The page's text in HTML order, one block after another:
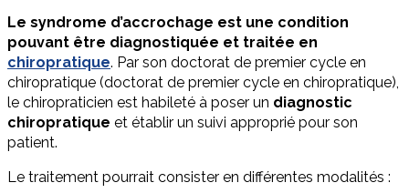
Le syndrome d’accrochage est une condition
pouvant être diagnostiquée et traitée en
chiropratique. Par son doctorat de premier cycle en
chiropratique (doctorat de premier cycle en chiropratique),
le chiropraticien est habileté à poser un diagnostic
chiropratique et établir un suivi approprié pour son
patient.
Le traitement pourrait consister en différentes modalités :